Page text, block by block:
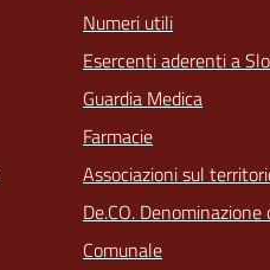
Numeri utili
Esercenti aderenti a
Guardia Medica
Farmacie
Associazioni sul
De.CO. Denominazione
Comunale